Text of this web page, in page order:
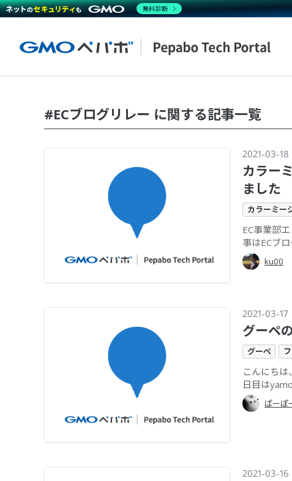
#ECブログリレー に関する記事一覧
2021-03-18
カラー
ました
カラーミー
EC事業部
事はECブ
ku00
2021-03-17
グーペ
グーペ
こんにちは
日目は
ぱーぽ
2021-03-16
無料診断